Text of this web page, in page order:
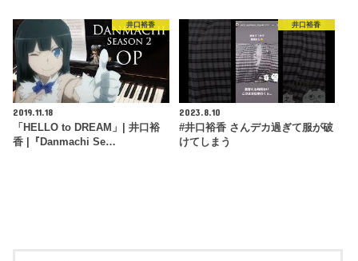
井口裕香
2019.11.18
「HELLO to DREAM」| 井口裕
香 |『Danmachi Se…
井口裕香
2023.8.10
#井口裕香 さんデカ過ぎて服が破
けてしまう